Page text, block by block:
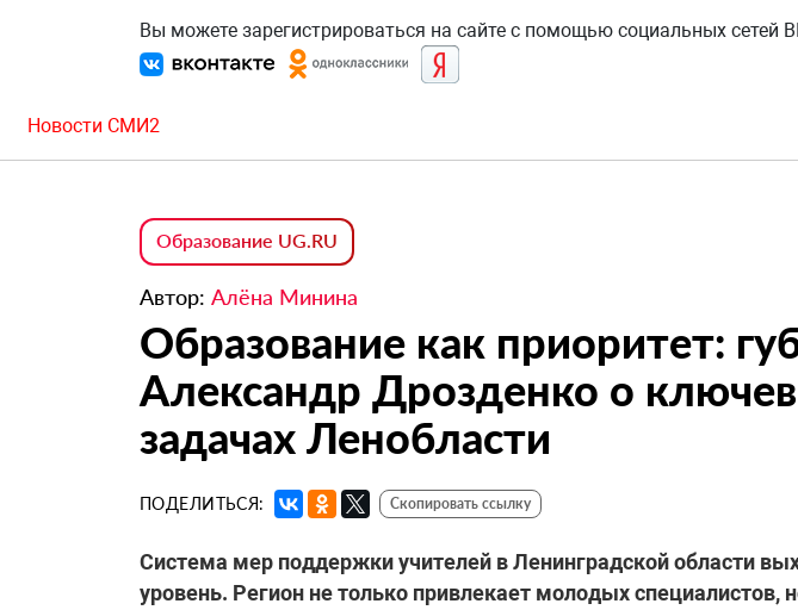
Вы можете зарегистрироваться на сайте с помощью социальных сетей
Новости СМИ2
Образование UG.RU
Автор: Алёна Минина
Образование как приоритет:
Александр Дрозденко о
задачах Ленобласти
ПОДЕЛИТЬСЯ: Скопировать ссылку
Система мер поддержки учителей в Ленинградской области
уровень. Регион не только привлекает молодых специалистов,